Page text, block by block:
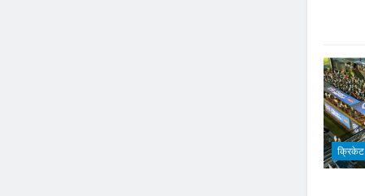
क्रिकेट